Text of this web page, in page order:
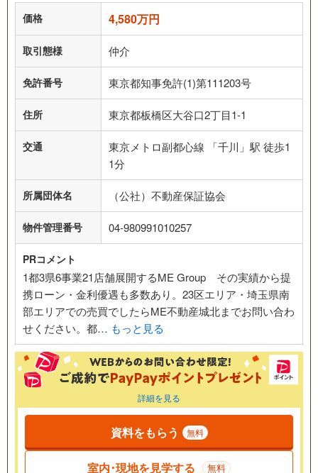
価格 4,580万円
取引態様 仲介
免許番号 東京都知事免許(1)第111203号
住所 東京都板橋区大谷口2丁目1-1
交通
東京メトロ副都心線 「千川」駅 徒歩1
1分
所属団体名 （公社）不動産保証協会
物件管理番号 04-980991010257
PRコメント
1都3県6事業21店舗展開するME Group その実績から提
携ローン・金利優遇も多数あり。23区エリア・埼玉県南
部エリアでの売買でしたらME不動産城北までお問い合わ
せください。都… もっと見る
詳細を見る
資料をもらう 無料
室内･現地を見学する 無料